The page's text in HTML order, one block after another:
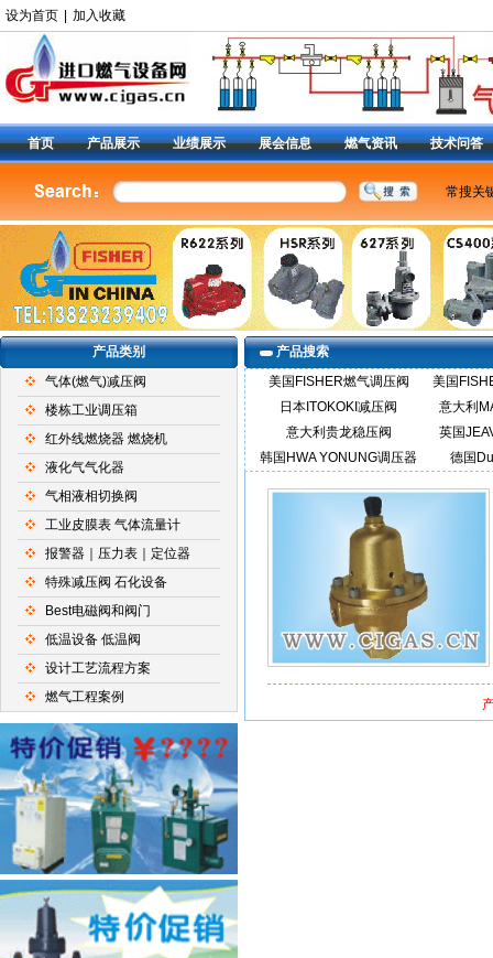
设为首页 加入收藏
首页 产品展示 业绩展示 展会信息 燃气资讯 技术问答
常搜关
燃气调
减压阀
|
定位器 |
产品类别
气体(燃气)减压阀
楼栋工业调压箱
红外线燃烧器 燃烧机
液化气气化器
气相液相切换阀
工业皮膜表 气体流量计
报警器｜压力表｜定位器
特殊减压阀 石化设备
Best电磁阀和阀门
低温设备 低温阀
设计工艺流程方案
燃气工程案例
产品搜索
美国FISHER燃气调压阀
美国
日本ITOKOKI减压阀
意大利
意大利贵龙稳压阀
英国
韩国HWA YONUNG调压器
德国